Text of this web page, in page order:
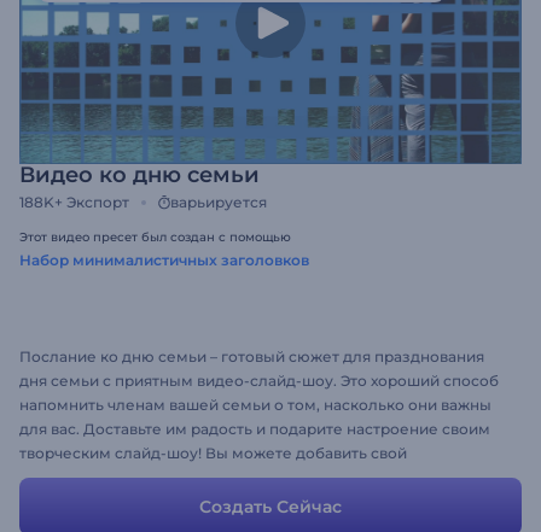
Видео ко дню семьи
188K+ Экспорт варьируется
Этот видео пресет был создан с помощью
Набор минималистичных заголовков
Послание ко дню семьи – готовый сюжет для празднования
дня семьи с приятным видео-слайд-шоу. Это хороший способ
напомнить членам вашей семьи о том, насколько они важны
для вас. Доставьте им радость и подарите настроение своим
творческим слайд-шоу! Вы можете добавить свой
собственный текст и загрузить свои собственные фотографии
Создать Сейчас